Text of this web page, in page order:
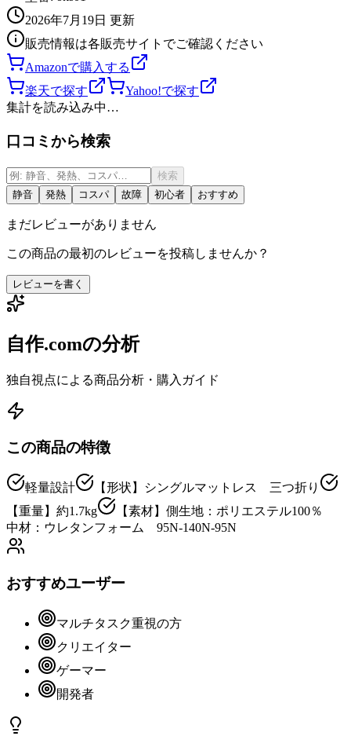
2026年7月19日 更新
販売情報は各販売サイトでご確認ください
Amazonで購入する
楽天で探す
Yahoo!で探す
集計を読み込み中…
口コミから検索
検索
静音
発熱 コスパ 故障 初心者 おすすめ
まだレビューがありません
この商品の最初のレビューを投稿しませんか？
レビューを書く
自作.comの分析
独自視点による商品分析・購入ガイド
この商品の特徴
軽量設計
【形状】シングルマットレス 三つ折り
【重量】約1.7kg
【素材】側生地：ポリエステル100％
中材：ウレタンフォーム 95N-140N-95N
おすすめユーザー
マルチタスク重視の方
クリエイター
ゲーマー
開発者